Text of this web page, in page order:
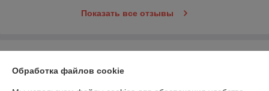
Показать все отзывы
О нас
Обработка файлов cookie